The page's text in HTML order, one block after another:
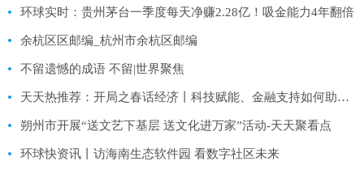
环球实时：贵州茅台一季度每天净赚2.28亿！吸金能力4年翻倍
余杭区区邮编_杭州市余杭区邮编
不留遗憾的成语 不留|世界聚焦
天天热推荐：开局之春话经济丨科技赋能、金融支持如何助力粮食产能提升？
朔州市开展“送文艺下基层 送文化进万家”活动-天天聚看点
环球快资讯丨访海南生态软件园 看数字社区未来